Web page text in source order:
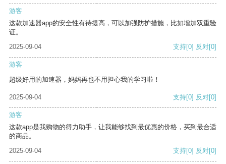
游客
这款加速器app的安全性有待提高，可以加强防护措施，比如增加双重验
证。
2025-09-04
支持[0] 反对[0]
游客
超级好用的加速器，妈妈再也不用担心我的学习啦！
2025-09-04 支持[0] 反对[0]
游客
这款app是我购物的得力助手，让我能够找到最优惠的价格，买到最合适
的商品。
2025-09-04
支持[0] 反对[0]